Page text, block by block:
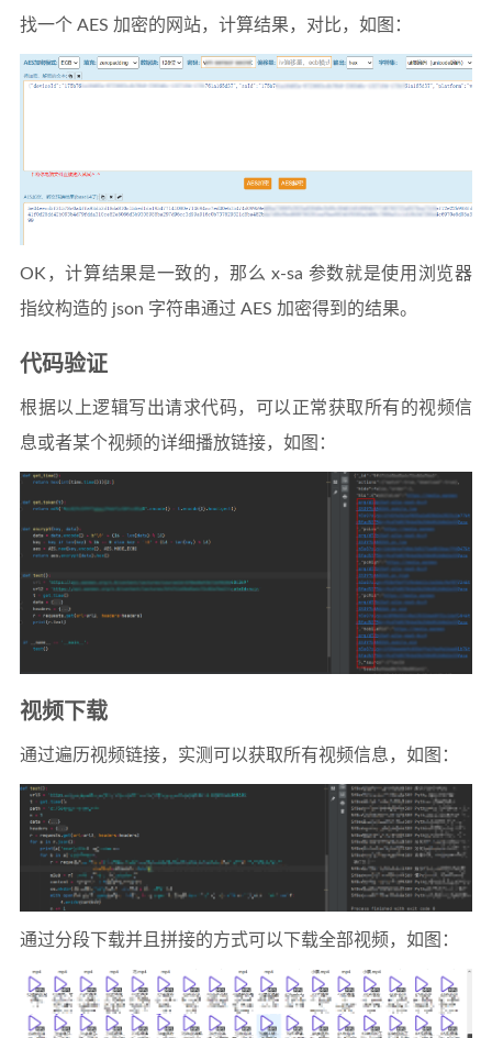
找一个 AES 加密的网站，计算结果，对比，如图：
OK，计算结果是一致的，那么 x-sa 参数就是使用浏览器
指纹构造的 json 字符串通过 AES 加密得到的结果。
代码验证
根据以上逻辑写出请求代码，可以正常获取所有的视频信
息或者某个视频的详细播放链接，如图：
视频下载
通过遍历视频链接，实测可以获取所有视频信息，如图：
通过分段下载并且拼接的方式可以下载全部视频，如图：